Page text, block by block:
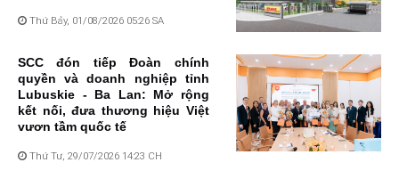
Thứ Bảy, 01/08/2026 05:26 SA
SCC đón tiếp Đoàn chính
quyền và doanh nghiệp tỉnh
Lubuskie - Ba Lan: Mở rộng
kết nối, đưa thương hiệu Việt
vươn tầm quốc tế
Thứ Tư, 29/07/2026 14:23 CH